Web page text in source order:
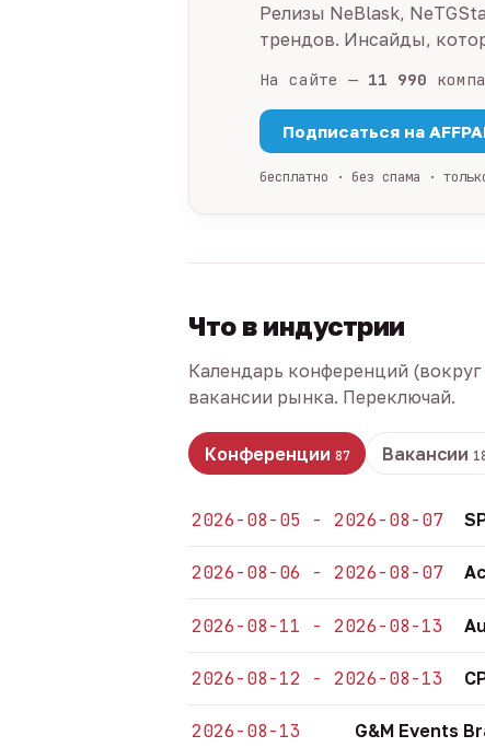
Релизы NeBlask,
трендов. Инсайды,
На сайте — 11 990
Подписаться на
бесплатно · без спама ·
Что в индустрии
Календарь конференций
вакансии рынка. Переключай.
Конференции 87 Вакансии
2026-08-05 - 2026-08-07
2026-08-06 - 2026-08-07
2026-08-11 - 2026-08-13
2026-08-12 - 2026-08-13
2026-08-13 G&M Events